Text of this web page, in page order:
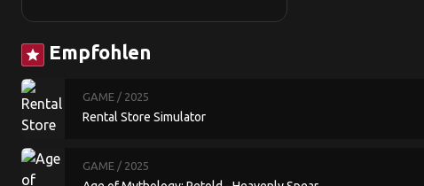
star Empfohlen
GAME / 2025
Rental Store Simulator
GAME / 2025